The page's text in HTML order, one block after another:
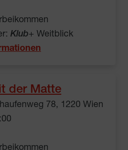
Klub+ Weitblick
der Matte
78, 1220 Wien